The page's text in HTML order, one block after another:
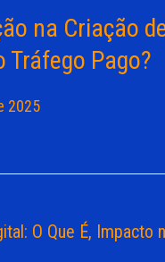
na Criação
Tráfego Pago?
2025